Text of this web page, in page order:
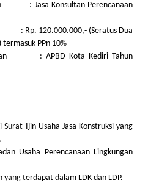
: Jasa Konsultan Perencanaan
Rp. 120.000.000,- (Seratus Dua
termasuk PPn 10%
: APBD Kota Kediri Tahun
Ijin Usaha Jasa Konstruksi yang
Usaha Perencanaan Lingkungan
terdapat dalam LDK dan LDP.